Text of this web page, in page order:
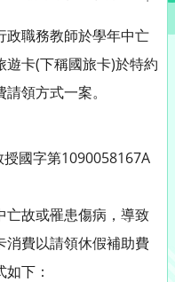
政職務教師於學年中亡
卡(下稱國旅卡)於特約
領方式一案。
國字第1090058167A
亡故或罹患傷病，導致
消費以請領休假補助費
下：